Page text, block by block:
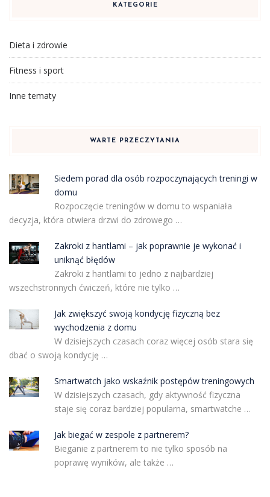
KATEGORIE
Dieta i zdrowie
Fitness i sport
Inne tematy
WARTE PRZECZYTANIA
Siedem porad dla osób rozpoczynających treningi w
domu
Rozpoczęcie treningów w domu to wspaniała
decyzja, która otwiera drzwi do zdrowego …
Zakroki z hantlami – jak poprawnie je wykonać i
uniknąć błędów
Zakroki z hantlami to jedno z najbardziej
wszechstronnych ćwiczeń, które nie tylko …
Jak zwiększyć swoją kondycję fizyczną bez
wychodzenia z domu
W dzisiejszych czasach coraz więcej osób stara się
dbać o swoją kondycję …
Smartwatch jako wskaźnik postępów treningowych
W dzisiejszych czasach, gdy aktywność fizyczna
staje się coraz bardziej popularna, smartwatche …
Jak biegać w zespole z partnerem?
Bieganie z partnerem to nie tylko sposób na
poprawę wyników, ale także …